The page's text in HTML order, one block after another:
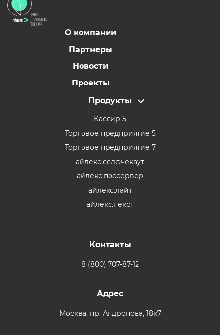
О компании
Партнеры
Новости
Проекты
Продукты
Кассир 5
Торговое предприятие 5
Торговое предприятие 7
айлекс.селфчекаут
айлекс.поссервер
айлекс.лайт
айлекс.некст
Контакты
8 (800) 707-87-12
Адрес
Москва,пр. Андропова, 18к7